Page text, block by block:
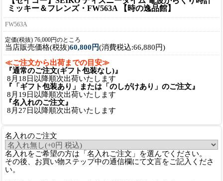
ミッキー＆フレンズ・FW563A 【時の逸品館】
FW563A
定価(税抜) 76,000円のところ
当店販売価格(税抜)60,800円(消費税込:66,880円)
≪ご注文から出荷までの目安≫
『通常のご注文(ギフト包装なし)』
8月18日以降順次出荷いたします
『「ギフト包装あり」または「のしがけあり」のご注文』
8月19日以降順次出荷いたします
『名入れのご注文』
8月27日以降順次出荷いたします
名入れのご注文
名入れをご希望の方は「名入れご注文」を選んでください。
その後、お買い物ステップ中の通信欄にて文言をご記入くださ
い。